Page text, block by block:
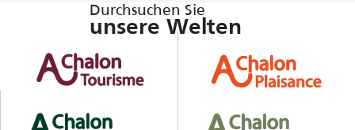
Durchsuchen Sie
unsere Welten